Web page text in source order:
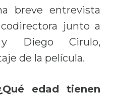
breve entrevista
junto a
y Diego Cirulo,
de la película.
edad tienen